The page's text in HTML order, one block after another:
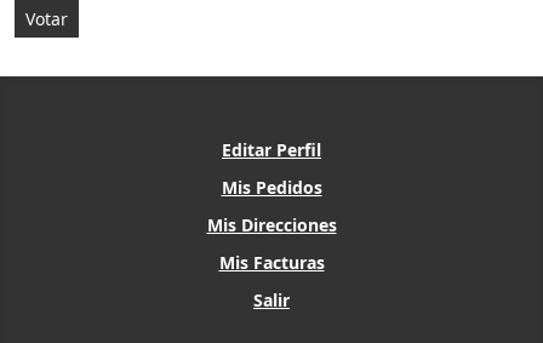
Editar Perfil
Mis Pedidos
Mis Direcciones
Mis Facturas
Salir